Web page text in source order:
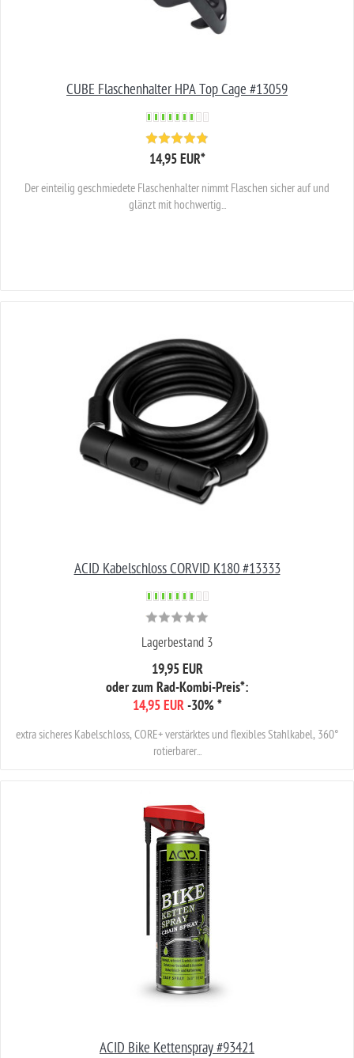
CUBE Flaschenhalter HPA Top Cage #13059
14,95 EUR*
Der einteilig geschmiedete Flaschenhalter nimmt Flaschen sicher auf und
glänzt mit hochwertig...
ACID Kabelschloss CORVID K180 #13333
Lagerbestand 3
19,95 EUR
oder zum Rad-Kombi-Preis*:
14,95 EUR -30%*
extra sicheres Kabelschloss, CORE+ verstärktes und flexibles Stahlkabel, 360°
rotierbarer...
ACID Bike Kettenspray #93421